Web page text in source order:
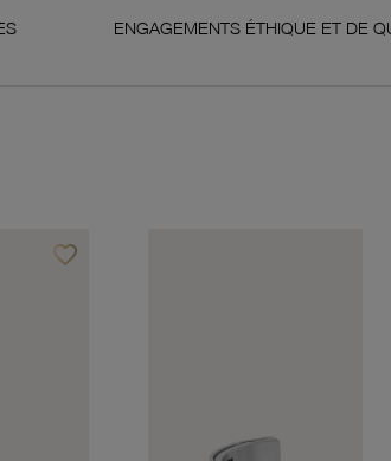
ENGAGEMENTS ÉTHIQUE ET DE QUALITÉ
favorite_borderAjouter à vos favoris